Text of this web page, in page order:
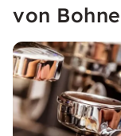
von